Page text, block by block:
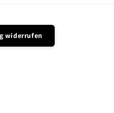
widerrufen